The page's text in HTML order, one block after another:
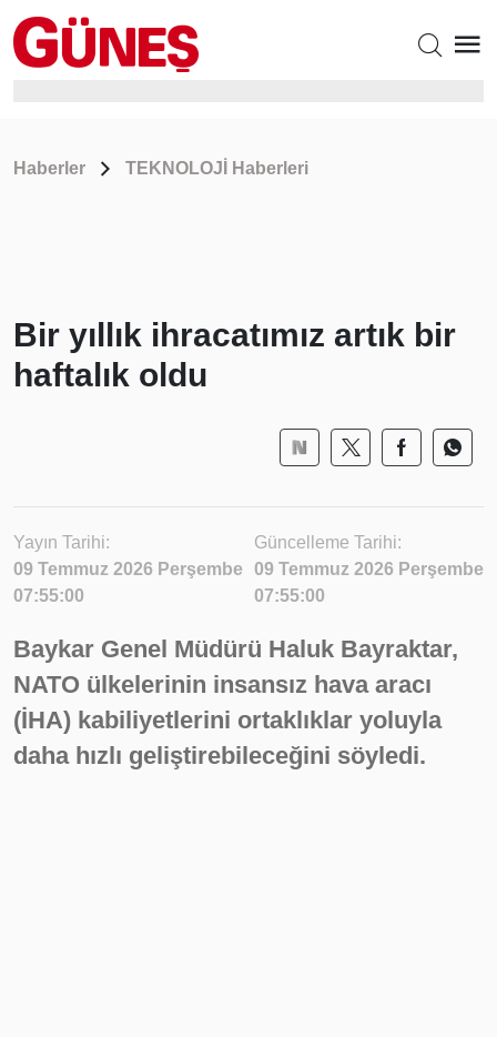
Haberler TEKNOLOJİ Haberleri
Bir yıllık ihracatımız artık bir
haftalık oldu
Yayın Tarihi:
09 Temmuz 2026 Perşembe
07:55:00
Güncelleme Tarihi:
09 Temmuz 2026 Perşembe
07:55:00
Baykar Genel Müdürü Haluk Bayraktar,
NATO ülkelerinin insansız hava aracı
(İHA) kabiliyetlerini ortaklıklar yoluyla
daha hızlı geliştirebileceğini söyledi.